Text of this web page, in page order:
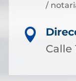
/

Calle